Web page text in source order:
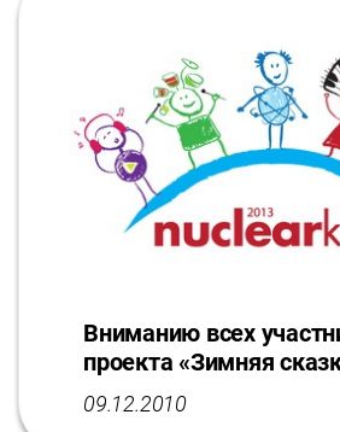
Вниманию всех
проекта «Зимняя
09.12.2010